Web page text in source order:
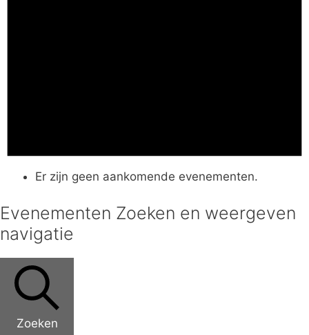
Er zijn geen aankomende evenementen.
Evenementen Zoeken en weergeven
navigatie
Zoeken